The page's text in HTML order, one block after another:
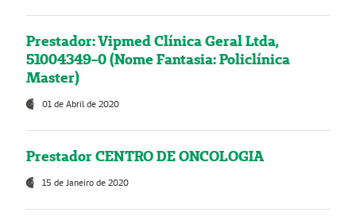
Prestador: Vipmed Clínica Geral Ltda,
51004349-0 (Nome Fantasia: Policlínica
Master)
01 de Abril de 2020
Prestador CENTRO DE ONCOLOGIA
15 de Janeiro de 2020